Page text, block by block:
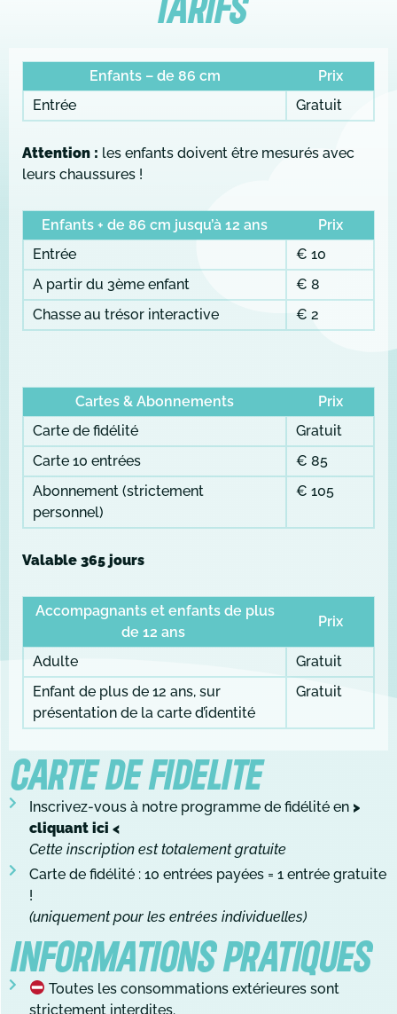
Enfants – de 86 cm
Prix
Entrée
Gratuit
Attention : les enfants doivent être mesurés avec
leurs chaussures !
Enfants + de 86 cm jusqu’à 12 ans
Prix
Entrée
€ 10
A partir du 3ème enfant
€ 8
Chasse au trésor interactive
€ 2
Cartes & Abonnements
Prix
Carte de fidélité
Gratuit
Carte 10 entrées
€ 85
Abonnement (strictement
personnel)
€ 105
Valable 365 jours
Accompagnants et enfants de plus
de 12 ans
Prix
Adulte
Gratuit
Enfant de plus de 12 ans, sur
présentation de la carte d’identité
Gratuit
CARTE DE FIDELITE
Inscrivez-vous à notre programme de fidélité en >
cliquant ici <
Cette inscription est totalement gratuite
Carte de fidélité : 10 entrées payées = 1 entrée gratuite
!
(uniquement pour les entrées individuelles)
INFORMATIONS PRATIQUES
Toutes les consommations extérieures sont
strictement interdites.